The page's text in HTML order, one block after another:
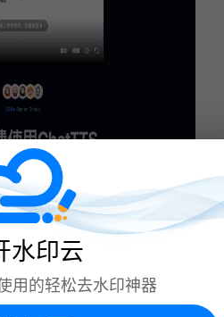
具，主打定制化与高兼容性，
水印云
用的轻松去水印神器